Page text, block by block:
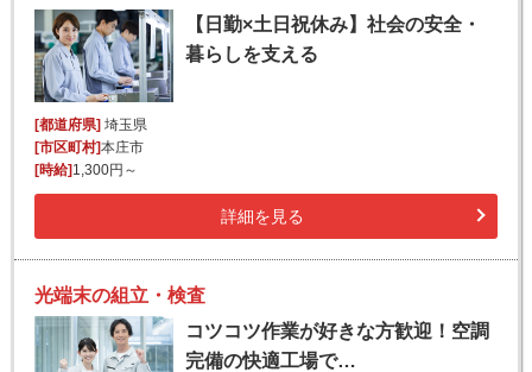
【日勤×土日祝休み】社会の安全・
暮らしを支える
[都道府県]埼玉県
[市区町村]本庄市
[時給]1,300円～
詳細を見る
光端末の組立・検査
コツコツ作業が好きな方歓迎！空調
完備の快適工場で…